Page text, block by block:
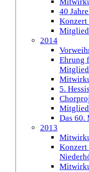
40
Konzert
2014
Ehrung
5.
Das 60.
2013
Konzert